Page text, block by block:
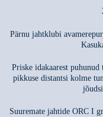
Pärnu jahtklubi
Priske idakaarest
pikkuse distantsi kolme
Suuremate jahtide ORC I